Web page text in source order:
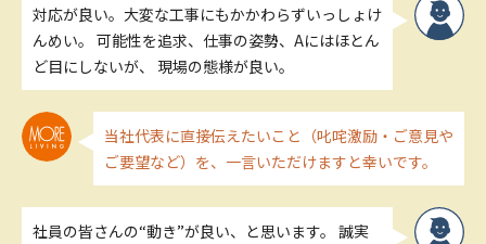
対応が良い。大変な工事にもかかわらずいっしょけ
んめい。 可能性を追求、仕事の姿勢、Aにはほとん
ど目にしないが、 現場の態様が良い。
当社代表に直接伝えたいこと（叱咤激励・ご意見や
ご要望など）を、一言いただけますと幸いです。
社員の皆さんの“動き”が良い、と思います。 誠実